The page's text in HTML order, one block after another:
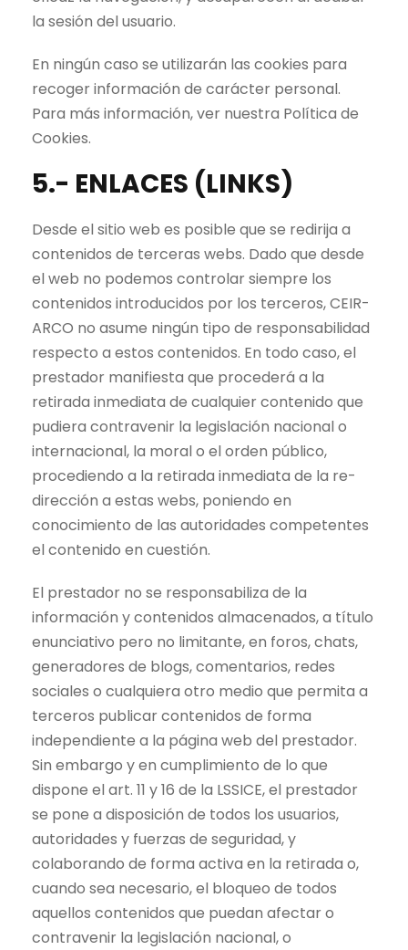
la sesión del usuario.
En ningún caso se utilizarán las cookies para
recoger información de carácter personal.
Para más información, ver nuestra Política de
Cookies.
5.- ENLACES (LINKS)
Desde el sitio web es posible que se redirija a
contenidos de terceras webs. Dado que desde
el web no podemos controlar siempre los
contenidos introducidos por los terceros, CEIR-
ARCO no asume ningún tipo de responsabilidad
respecto a estos contenidos. En todo caso, el
prestador manifiesta que procederá a la
retirada inmediata de cualquier contenido que
pudiera contravenir la legislación nacional o
internacional, la moral o el orden público,
procediendo a la retirada inmediata de la re-
dirección a estas webs, poniendo en
conocimiento de las autoridades competentes
el contenido en cuestión.
El prestador no se responsabiliza de la
información y contenidos almacenados, a título
enunciativo pero no limitante, en foros, chats,
generadores de blogs, comentarios, redes
sociales o cualquiera otro medio que permita a
terceros publicar contenidos de forma
independiente a la página web del prestador.
Sin embargo y en cumplimiento de lo que
dispone el art. 11 y 16 de la LSSICE, el prestador
se pone a disposición de todos los usuarios,
autoridades y fuerzas de seguridad, y
colaborando de forma activa en la retirada o,
cuando sea necesario, el bloqueo de todos
aquellos contenidos que puedan afectar o
contravenir la legislación nacional, o